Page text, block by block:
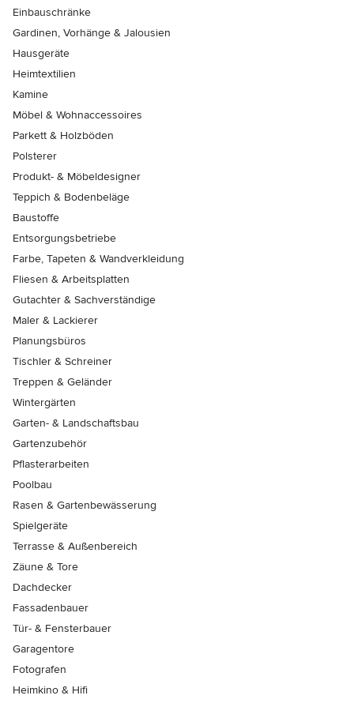
Einbauschränke
Gardinen, Vorhänge & Jalousien
Hausgeräte
Heimtextilien
Kamine
Möbel & Wohnaccessoires
Parkett & Holzböden
Polsterer
Produkt- & Möbeldesigner
Teppich & Bodenbeläge
Baustoffe
Entsorgungsbetriebe
Farbe, Tapeten & Wandverkleidung
Fliesen & Arbeitsplatten
Gutachter & Sachverständige
Maler & Lackierer
Planungsbüros
Tischler & Schreiner
Treppen & Geländer
Wintergärten
Garten- & Landschaftsbau
Gartenzubehör
Pflasterarbeiten
Poolbau
Rasen & Gartenbewässerung
Spielgeräte
Terrasse & Außenbereich
Zäune & Tore
Dachdecker
Fassadenbauer
Tür- & Fensterbauer
Garagentore
Fotografen
Heimkino & Hifi